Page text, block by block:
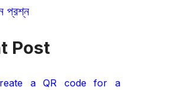
প্রশ্ন
Post
a QR code for a